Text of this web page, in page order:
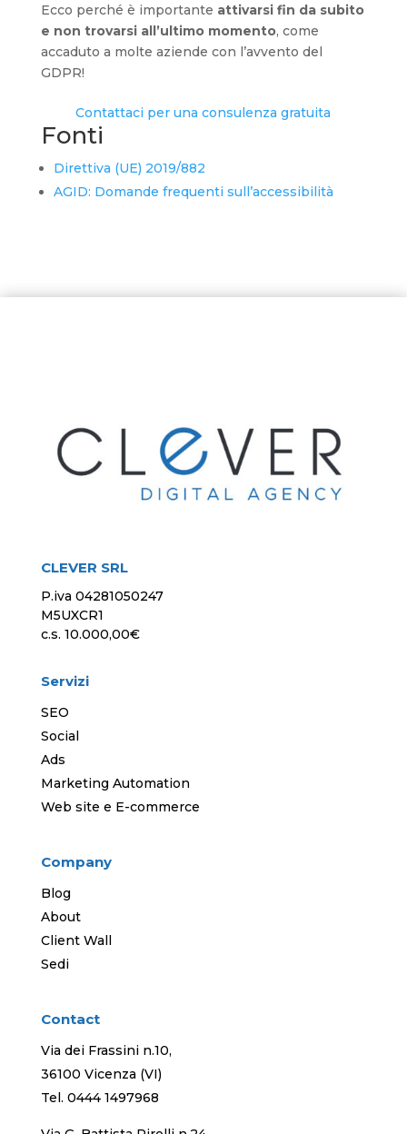
Ecco perché è importante attivarsi fin da subito
e non trovarsi all’ultimo momento, come
accaduto a molte aziende con l’avvento del
GDPR!
Contattaci per una consulenza gratuita
Fonti
Direttiva (UE) 2019/882
AGID: Domande frequenti sull’accessibilità
CLEVER SRL
P.iva 04281050247
M5UXCR1
c.s. 10.000,00€
Servizi
SEO
Social
Ads
Marketing Automation
Web site e E-commerce
Company
Blog
About
Client Wall
Sedi
Contact
Via dei Frassini n.10,
36100 Vicenza (VI)
Tel. 0444 1497968